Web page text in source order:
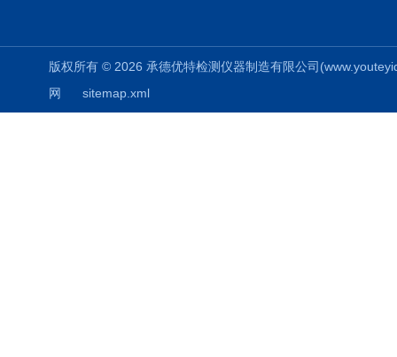
版权所有 © 2026 承德优特检测仪器制造有限公司
网
sitemap.xml